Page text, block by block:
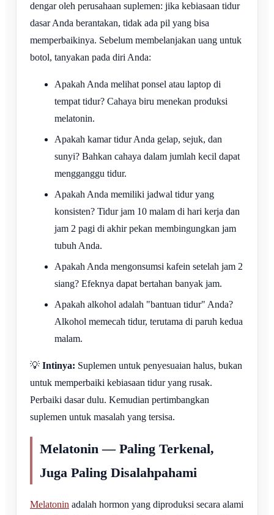
dengar oleh perusahaan suplemen: jika kebiasaan tidur
dasar Anda berantakan, tidak ada pil yang bisa
memperbaikinya. Sebelum membelanjakan uang untuk
botol, tanyakan pada diri Anda:
Apakah Anda melihat ponsel atau laptop di
tempat tidur? Cahaya biru menekan produksi
melatonin.
Apakah kamar tidur Anda gelap, sejuk, dan
sunyi? Bahkan cahaya dalam jumlah kecil dapat
mengganggu tidur.
Apakah Anda memiliki jadwal tidur yang
konsisten? Tidur jam 10 malam di hari kerja dan
jam 2 pagi di akhir pekan membingungkan jam
tubuh Anda.
Apakah Anda mengonsumsi kafein setelah jam 2
siang? Efeknya dapat bertahan banyak jam.
Apakah alkohol adalah "bantuan tidur" Anda?
Alkohol memecah tidur, terutama di paruh kedua
malam.
💡 Intinya: Suplemen untuk penyesuaian halus, bukan
untuk memperbaiki kebiasaan tidur yang rusak.
Perbaiki dasar dulu. Kemudian pertimbangkan
suplemen untuk masalah yang tersisa.
Melatonin — Paling Terkenal,
Juga Paling Disalahpahami
Melatonin adalah hormon yang diproduksi secara alami